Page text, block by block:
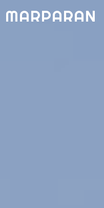
MARPARAN